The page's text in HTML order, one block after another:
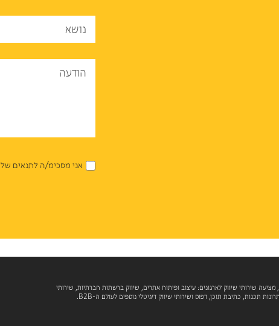
נושא
הודעה
אני מסכימ/ה לתנאים של
, מציעה שירותי שיווק לארגונים: עיצוב ופיתוח אתרים, שיווק ברשתות חברתיות, שירותי